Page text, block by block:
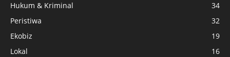
Hukum & Kriminal
34
Peristiwa
32
Ekobiz
19
Lokal
16